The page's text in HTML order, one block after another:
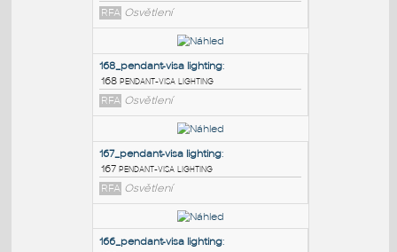
PODOBNÉ BLOKY
169_pendant-visa lighting
169 pendant-visa lighting
RFA Osvětlení
168_pendant-visa lighting:
168 pendant-visa lighting